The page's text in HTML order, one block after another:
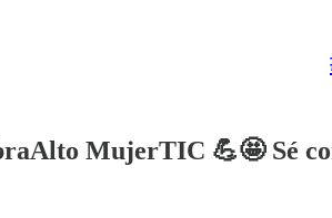
MujerTIC 💪🤩 Sé